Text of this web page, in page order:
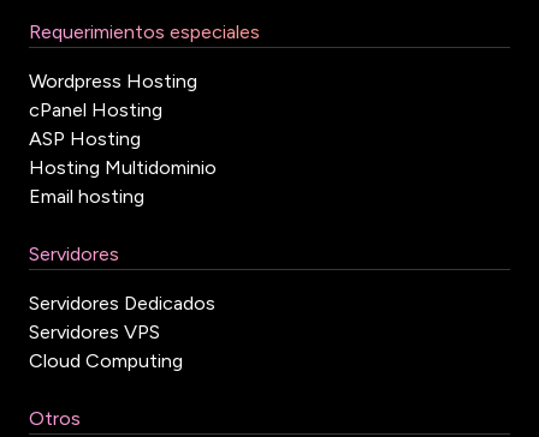
Requerimientos especiales
Wordpress Hosting
cPanel Hosting
ASP Hosting
Hosting Multidominio
Email hosting
Servidores
Servidores Dedicados
Servidores VPS
Cloud Computing
Otros